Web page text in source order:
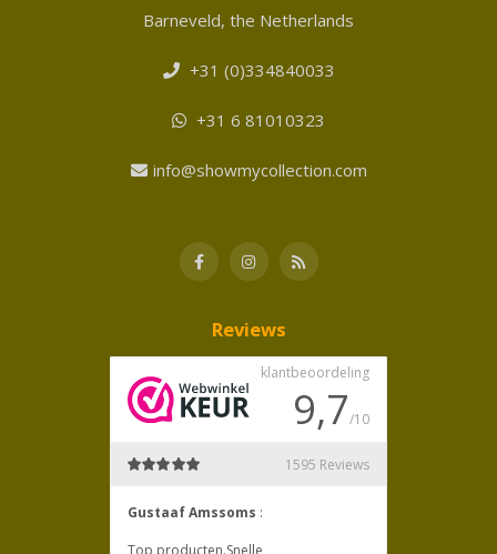
Barneveld, the Netherlands
+31 (0)334840033
+31 6 81010323
info@showmycollection.com
Reviews